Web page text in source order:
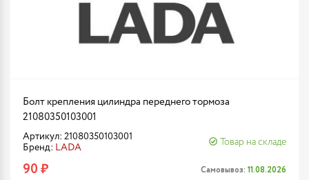
Болт крепления цилиндра переднего тормоза
21080350103001
Артикул: 21080350103001
Бренд: LADA
Товар на складе
90 ₽ Самовывоз: 11.08.2026